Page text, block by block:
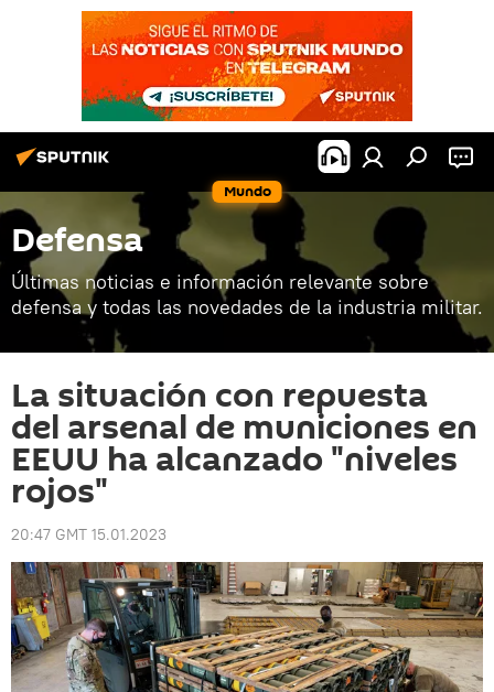
Mundo
Defensa
Últimas noticias e información relevante sobre
defensa y todas las novedades de la industria militar.
La situación con repuesta
del arsenal de municiones en
EEUU ha alcanzado "niveles
rojos"
20:47 GMT 15.01.2023